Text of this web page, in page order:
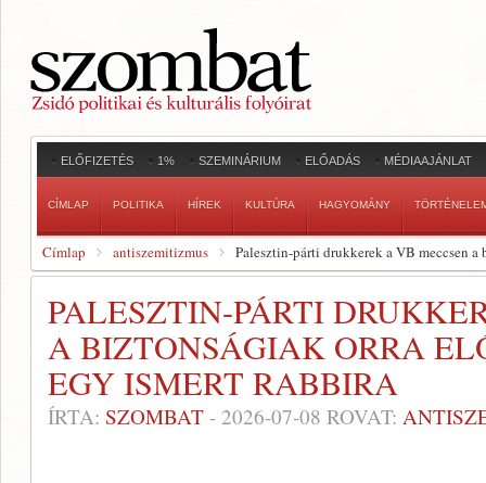
ELŐFIZETÉS 1% SZEMINÁRIUM ELŐADÁS MÉDIAAJÁNLAT
CÍMLAP POLITIKA HÍREK KULTÚRA HAGYOMÁNY
Címlap antiszemitizmus Palesztin-párti drukkerek a VB meccsen
PALESZTIN-PÁRTI
A BIZTONSÁGIAK ORRA
EGY ISMERT RABBIRA
ÍRTA: SZOMBAT - 2026-07-08 ROVAT: